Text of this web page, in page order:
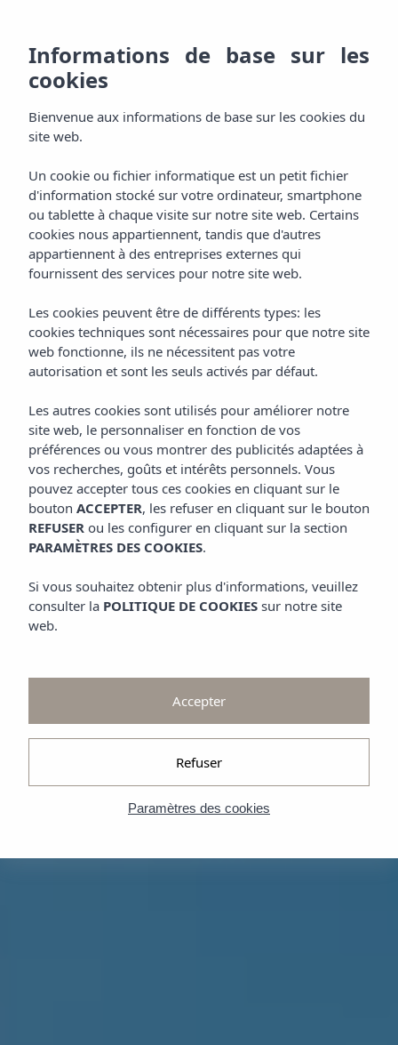
MENU
ES
000
Reposez-vous
Expérimentez
Services
Détendez-vous
Aquaplus Spa
Dégustez
Célébrez
Événements
Profitez
Contemplez
Galerie
Informations de base sur les
cookies
Bienvenue aux informations de base sur les cookies du
site web.
Un cookie ou fichier informatique est un petit fichier
d'information stocké sur votre ordinateur, smartphone
ou tablette à chaque visite sur notre site web. Certains
cookies nous appartiennent, tandis que d'autres
appartiennent à des entreprises externes qui
fournissent des services pour notre site web.
Les cookies peuvent être de différents types: les
cookies techniques sont nécessaires pour que notre site
web fonctionne, ils ne nécessitent pas votre
autorisation et sont les seuls activés par défaut.
Les autres cookies sont utilisés pour améliorer notre
site web, le personnaliser en fonction de vos
préférences ou vous montrer des publicités adaptées à
vos recherches, goûts et intérêts personnels. Vous
pouvez accepter tous ces cookies en cliquant sur le
bouton ACCEPTER, les refuser en cliquant sur le bouton
REFUSER ou les configurer en cliquant sur la section
PARAMÈTRES DES COOKIES.
Si vous souhaitez obtenir plus d'informations, veuillez
consulter la POLITIQUE DE COOKIES sur notre site
web.
Paramètres des cookies
Refuser
Accepter